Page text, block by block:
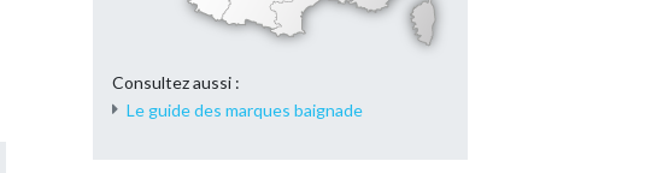
Consultez aussi :
Le guide des marques baignade